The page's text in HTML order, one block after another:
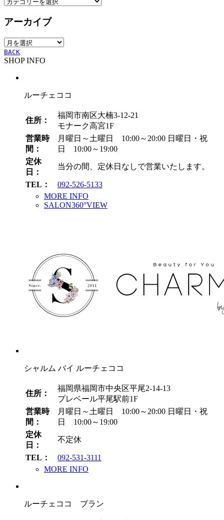
ゴ
ー
アーカイブ
ア
ー
カ
BACK
SHOP INFO
ルーチェココ
住所：
福岡市南区大楠3-12-21
モナーク高宮1F
営業時
間：
月曜日～土曜日 10:00～20:00 日曜日・祝
日 10:00～19:00
定休
日：
当分の間、定休日なしで営業いたします。
TEL：
092-526-5133
MORE INFO
SALON360°VIEW
シャルム バイ ルーチェココ
住所：
福岡県福岡市中央区平尾2-14-13
プレベール平尾駅前1F
営業時
間：
月曜日～土曜日 10:00～20:00 日曜日・祝
日 10:00～19:00
定休
日：
不定休
TEL：
092-531-3111
MORE INFO
ルーチェココ ブラン